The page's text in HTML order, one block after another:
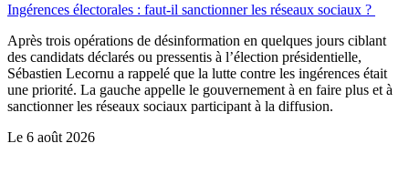
Ingérences électorales : faut-il sanctionner les réseaux sociaux ?
Après trois opérations de désinformation en quelques jours ciblant
des candidats déclarés ou pressentis à l’élection présidentielle,
Sébastien Lecornu a rappelé que la lutte contre les ingérences était
une priorité. La gauche appelle le gouvernement à en faire plus et à
sanctionner les réseaux sociaux participant à la diffusion.
Le 6 août 2026